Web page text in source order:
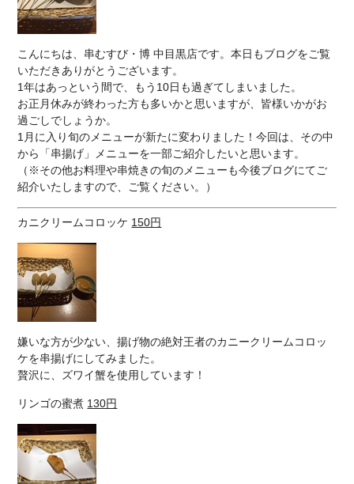
こんにちは、串むすび・博 中目黒店です。本日もブログをご覧
いただきありがとうございます。
1年はあっという間で、もう10日も過ぎてしまいました。
お正月休みが終わった方も多いかと思いますが、皆様いかがお
過ごしでしょうか。
1月に入り旬のメニューが新たに変わりました！今回は、その中
から「串揚げ」メニューを一部ご紹介したいと思います。
（※その他お料理や串焼きの旬のメニューも今後ブログにてご
紹介いたしますので、ご覧ください。）
カニクリームコロッケ 150円
嫌いな方が少ない、揚げ物の絶対王者のカニークリームコロッ
ケを串揚げにしてみました。
贅沢に、ズワイ蟹を使用しています！
リンゴの蜜煮 130円